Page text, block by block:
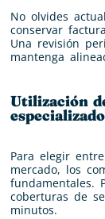
No olvides
conservar
Una revisión
mantenga
Utilización
Para elegir
mercado, los
fundamentales.
coberturas de
minutos.